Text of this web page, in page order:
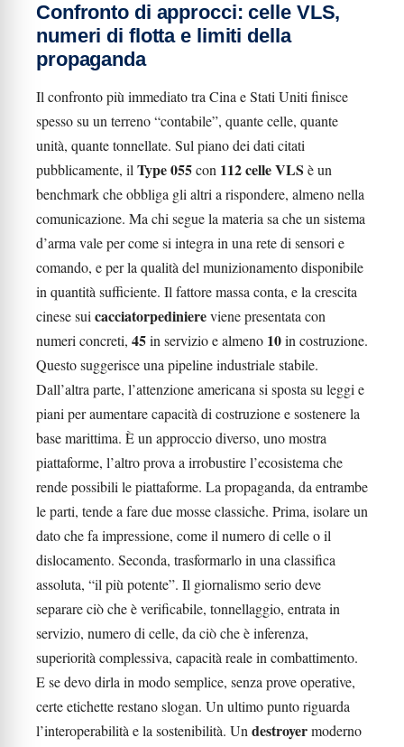
Confronto di approcci: celle VLS,
numeri di flotta e limiti della
propaganda
Il confronto più immediato tra Cina e Stati Uniti finisce
spesso su un terreno “contabile”, quante celle, quante
unità, quante tonnellate. Sul piano dei dati citati
pubblicamente, il Type 055con 112 celle VLS è un
benchmark che obbliga gli altri a rispondere, almeno nella
comunicazione. Ma chi segue la materia sa che un sistema
d’arma vale per come si integra in una rete di sensori e
comando, e per la qualità del munizionamento disponibile
in quantità sufficiente. Il fattore massa conta, e la crescita
cinese sui cacciatorpediniereviene presentata con
numeri concreti, 45in servizio e almeno 10in costruzione.
Questo suggerisce una pipeline industriale stabile.
Dall’altra parte, l’attenzione americana si sposta su leggi e
piani per aumentare capacità di costruzione e sostenere la
base marittima. È un approccio diverso, uno mostra
piattaforme, l’altro prova a irrobustire l’ecosistema che
rende possibili le piattaforme. La propaganda, da entrambe
le parti, tende a fare due mosse classiche. Prima, isolare un
dato che fa impressione, come il numero di celle o il
dislocamento. Seconda, trasformarlo in una classifica
assoluta, “il più potente”. Il giornalismo serio deve
separare ciò che è verificabile, tonnellaggio, entrata in
servizio, numero di celle, da ciò che è inferenza,
superiorità complessiva, capacità reale in combattimento.
E se devo dirla in modo semplice, senza prove operative,
certe etichette restano slogan. Un ultimo punto riguarda
l’interoperabilità e la sostenibilità. Un destroyermoderno